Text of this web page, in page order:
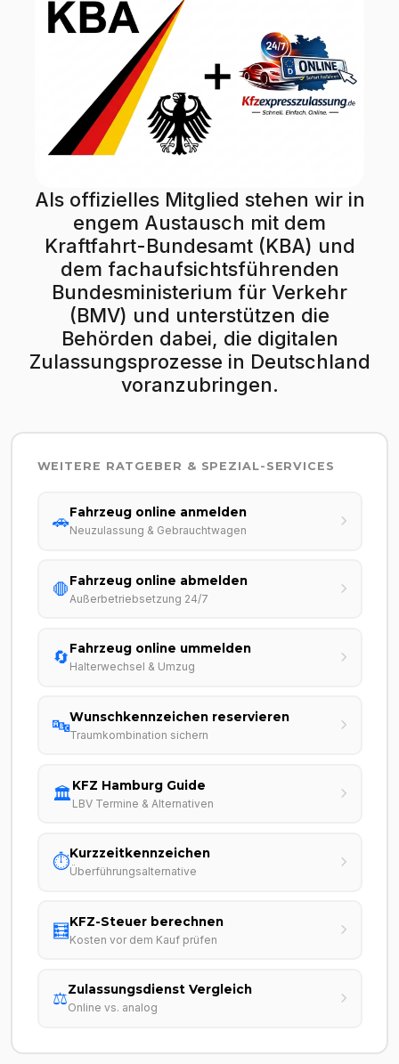
Als offizielles Mitglied stehen wir in
engem Austausch mit dem
Kraftfahrt-Bundesamt (KBA) und
dem fachaufsichtsführenden
Bundesministerium für Verkehr
(BMV) und unterstützen die
Behörden dabei, die digitalen
Zulassungsprozesse in Deutschland
voranzubringen.
WEITERE RATGEBER & SPEZIAL-SERVICES
🚗Fahrzeug online anmelden
Neuzulassung & Gebrauchtwagen
🛑Fahrzeug online abmelden
Außerbetriebsetzung 24/7
🔄Fahrzeug online ummelden
Halterwechsel & Umzug
🔤Wunschkennzeichen reservieren
Traumkombination sichern
🏛️KFZ Hamburg Guide
LBV Termine & Alternativen
⏱️Kurzzeitkennzeichen
Überführungsalternative
🧮KFZ-Steuer berechnen
Kosten vor dem Kauf prüfen
⚖️Zulassungsdienst Vergleich
Online vs. analog